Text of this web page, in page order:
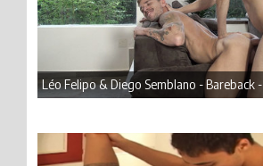
Léo Felipo & Diego Semblano - Bareback -